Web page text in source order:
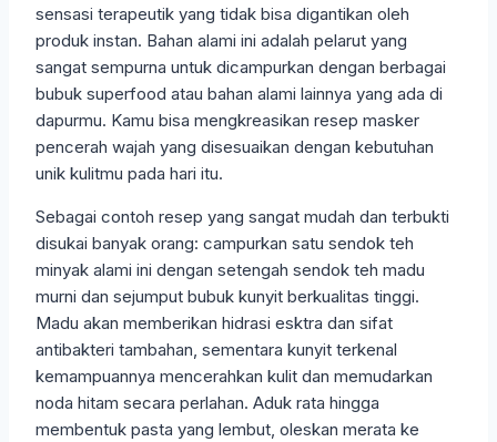
sensasi terapeutik yang tidak bisa digantikan oleh
produk instan. Bahan alami ini adalah pelarut yang
sangat sempurna untuk dicampurkan dengan berbagai
bubuk superfood atau bahan alami lainnya yang ada di
dapurmu. Kamu bisa mengkreasikan resep masker
pencerah wajah yang disesuaikan dengan kebutuhan
unik kulitmu pada hari itu.
Sebagai contoh resep yang sangat mudah dan terbukti
disukai banyak orang: campurkan satu sendok teh
minyak alami ini dengan setengah sendok teh madu
murni dan sejumput bubuk kunyit berkualitas tinggi.
Madu akan memberikan hidrasi esktra dan sifat
antibakteri tambahan, sementara kunyit terkenal
kemampuannya mencerahkan kulit dan memudarkan
noda hitam secara perlahan. Aduk rata hingga
membentuk pasta yang lembut, oleskan merata ke